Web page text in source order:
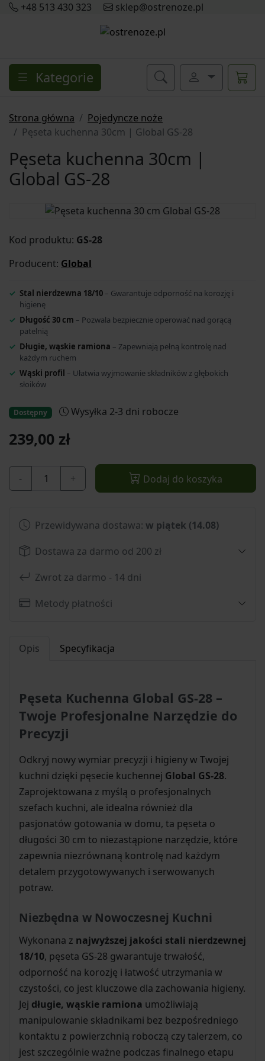
+48 513 430 323 sklep@ostrenoze.pl
Kategorie
Strona główna
Pojedyncze noże
Pęseta kuchenna 30cm | Global GS-28
Pęseta kuchenna 30cm |
Global GS-28
Kod produktu: GS-28
Producent: Global
Stal nierdzewna 18/10 – Gwarantuje odporność na korozję i
higienę
Długość 30 cm – Pozwala bezpiecznie operować nad gorącą
patelnią
Długie, wąskie ramiona – Zapewniają pełną kontrolę nad
każdym ruchem
Wąski profil – Ułatwia wyjmowanie składników z głębokich
słoików
Dostępny Wysyłka 2-3 dni robocze
239,00 zł
- + Dodaj do koszyka
Przewidywana dostawa: w piątek (14.08)
Dostawa za darmo od 200 zł
Zwrot za darmo - 14 dni
Metody płatności
Opis Specyfikacja
Pęseta Kuchenna Global GS-28 –
Twoje Profesjonalne Narzędzie do
Precyzji
Odkryj nowy wymiar precyzji i higieny w Twojej
kuchni dzięki pęsecie kuchennej Global GS-28.
Zaprojektowana z myślą o profesjonalnych
szefach kuchni, ale idealna również dla
pasjonatów gotowania w domu, ta pęseta o
długości 30 cm to niezastąpione narzędzie, które
zapewnia niezrównaną kontrolę nad każdym
detalem przygotowywanych i serwowanych
potraw.
Niezbędna w Nowoczesnej Kuchni
Wykonana z najwyższej jakości stali nierdzewnej
18/10, pęseta GS-28 gwarantuje trwałość,
odporność na korozję i łatwość utrzymania w
czystości, co jest kluczowe dla zachowania higieny.
Jej długie, wąskie ramiona umożliwiają
manipulowanie składnikami bez bezpośredniego
kontaktu z powierzchnią roboczą czy talerzem, co
jest szczególnie ważne podczas finalnego etapu